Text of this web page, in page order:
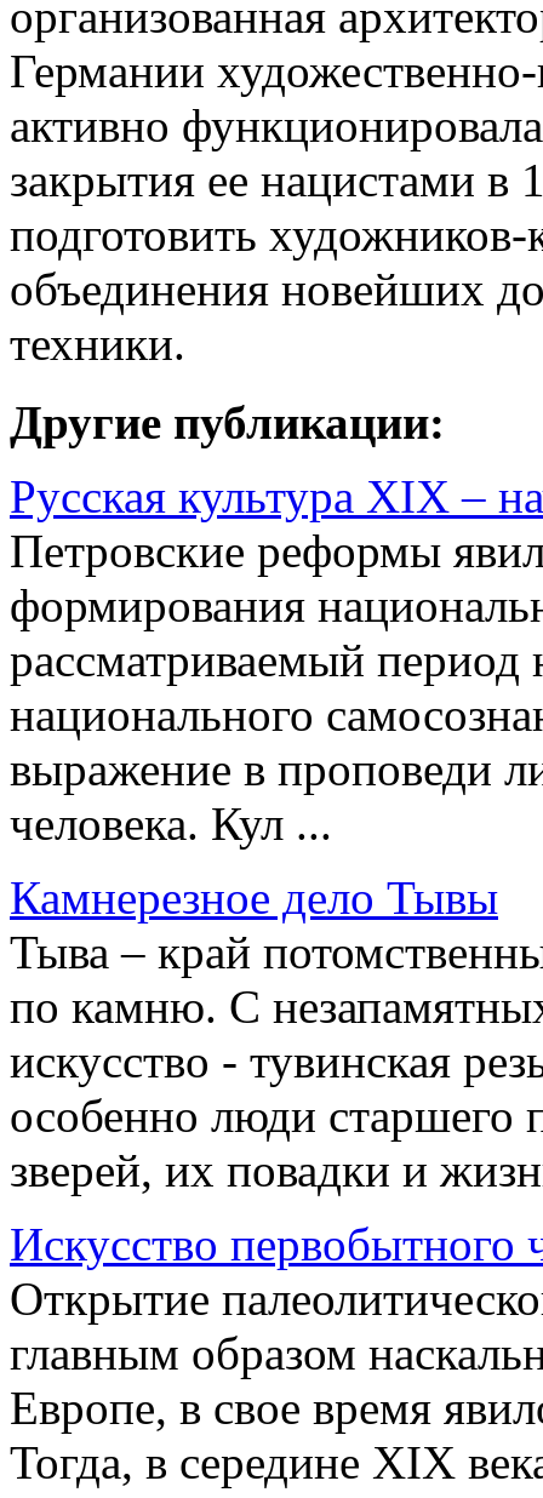
организованная
Германии
активно
закрытия ее нацистами
подготовить
объединения новейших
техники.
Другие публикации:
Русская культура XIX –
Петровские реформы
формирования
рассматриваемый период
национального
выражение в проповеди
человека. Кул ...
Камнерезное дело Тывы
Тыва – край
по камню. С
искусство - тувинская
особенно люди старшего
зверей, их повадки и
Искусство первобытного
Открытие
главным образом
Европе, в свое время
Тогда, в середине XIX